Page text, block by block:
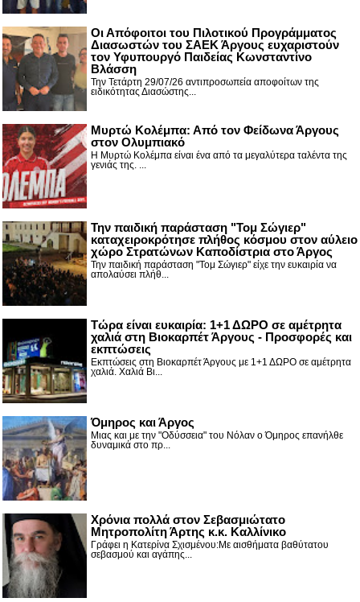
Οι Απόφοιτοι του Πιλοτικού Προγράμματος
Διασωστών του ΣΑΕΚ Άργους ευχαριστούν
τον Υφυπουργό Παιδείας Κωνσταντίνο
Βλάσση
Την Τετάρτη 29/07/26 αντιπροσωπεία αποφοίτων της
ειδικότητας Διασώστης...
Μυρτώ Κολέμπα: Από τον Φείδωνα Άργους
στον Ολυμπιακό
Η Μυρτώ Κολέμπα είναι ένα από τα μεγαλύτερα ταλέντα της
γενιάς της. ...
Την παιδική παράσταση "Τομ Σώγιερ"
καταχειροκρότησε πλήθος κόσμου στον αύλειο
χώρο Στρατώνων Καποδίστρια στο Άργος
Την παιδική παράσταση "Τομ Σώγιερ" είχε την ευκαιρία να
απολαύσει πλήθ...
Τώρα είναι ευκαιρία: 1+1 ΔΩΡΟ σε αμέτρητα
χαλιά στη Βιοκαρπέτ Άργους - Προσφορές και
εκπτώσεις
Εκπτώσεις στη Βιοκαρπέτ Άργους με 1+1 ΔΩΡΟ σε αμέτρητα
χαλιά. Χαλιά Βι...
Όμηρος και Άργος
Μιας και με την "Οδύσσεια" του Νόλαν ο Όμηρος επανήλθε
δυναμικά στο πρ...
Χρόνια πολλά στον Σεβασμιώτατο
Μητροπολίτη Άρτης κ.κ. Καλλίνικο
Γράφει η Κατερίνα Σχισμένου:Με αισθήματα βαθύτατου
σεβασμού και αγάπης...